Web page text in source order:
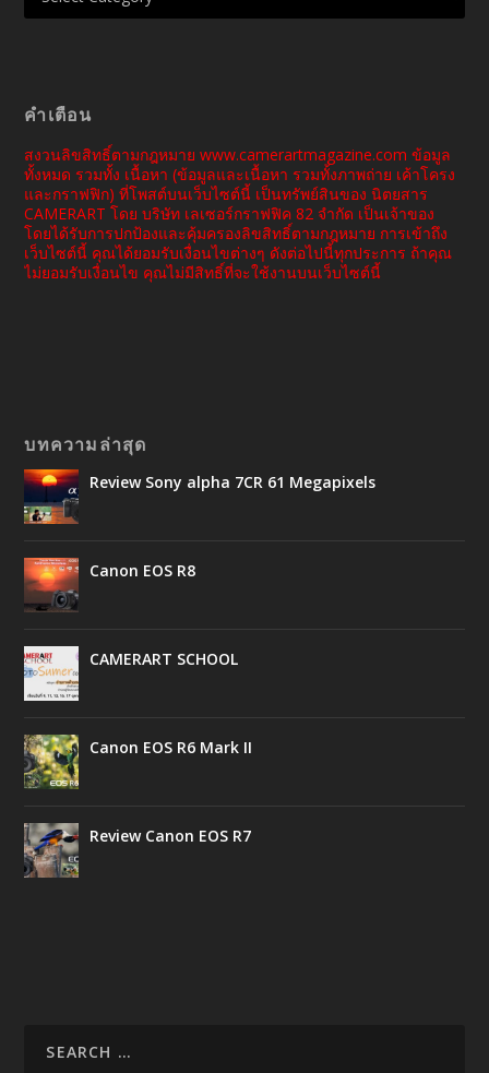
คำเตือน
สงวนลิขสิทธิ์ตามกฎหมาย www.camerartmagazine.com ข้อมูล
ทั้งหมด รวมทั้ง เนื้อหา (ข้อมูลและเนื้อหา รวมทั้งภาพถ่าย เค้าโครง
และกราฟฟิก) ที่โพสต์บนเว็บไซต์นี้ เป็นทรัพย์สินของ นิตยสาร
CAMERART โดย บริษัท เลเซอร์กราฟฟิค 82 จำกัด เป็นเจ้าของ
โดยได้รับการปกป้องและคุ้มครองลิขสิทธิ์ตามกฎหมาย การเข้าถึง
เว็บไซต์นี้ คุณได้ยอมรับเงื่อนไขต่างๆ ดังต่อไปนี้ทุกประการ ถ้าคุณ
ไม่ยอมรับเงื่อนไข คุณไม่มีสิทธิ์ที่จะใช้งานบนเว็บไซต์นี้
บทความล่าสุด
Review Sony alpha 7CR 61 Megapixels
Canon EOS R8
CAMERART SCHOOL
Canon EOS R6 Mark II
Review Canon EOS R7